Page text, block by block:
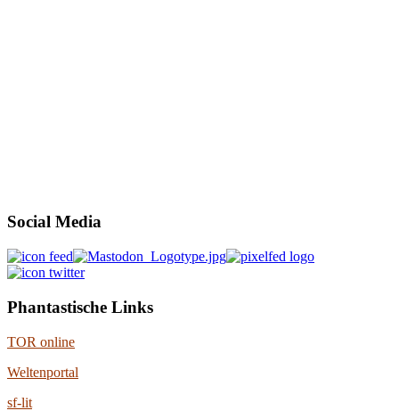
Social Media
Phantastische Links
TOR online
Weltenportal
sf-lit